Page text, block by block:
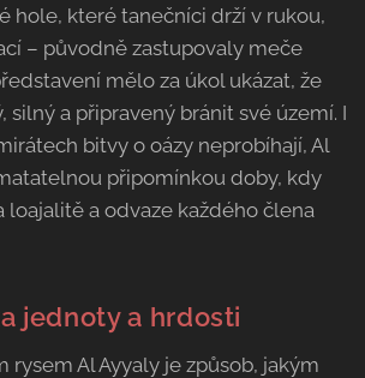
hole, které tanečníci drží v rukou,
– původně zastupovaly meče
mělo za úkol ukázat, že
silný a připravený bránit své území. I
bitvy o oázy neprobíhají, Al
připomínkou doby, kdy
loajalitě a odvaze každého člena
jednoty a hrdosti
rysem Al Ayyaly je způsob, jakým